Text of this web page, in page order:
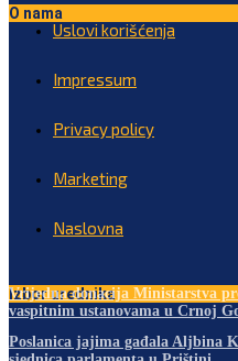
O nama
Uslovi korišćenja
Impressum
Privacy policy
Marketing
Naslovna
Izbor urednika
Vrijedna donacija Ministarstva
vaspitnim ustanovama u Crnoj
Poslanica jajima gađala Aljbina